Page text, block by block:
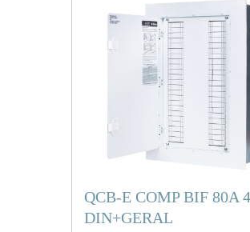
QCB-E COMP BIF 80A
DIN+GERAL